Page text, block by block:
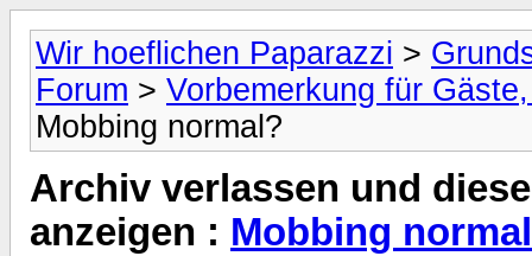
Wir hoeflichen Paparazzi >
Forum > Vorbemerkung für
Mobbing normal?
Archiv verlassen und
anzeigen : Mobbing